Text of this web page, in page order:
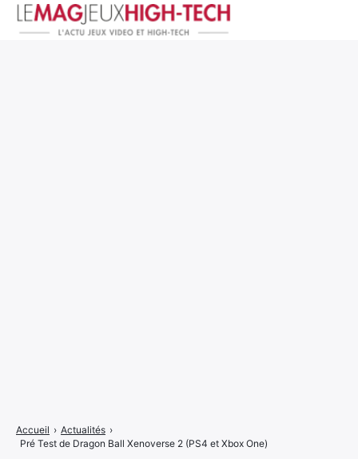
Accueil › Actualités ›
Pré Test de Dragon Ball Xenoverse 2 (PS4 et Xbox One)